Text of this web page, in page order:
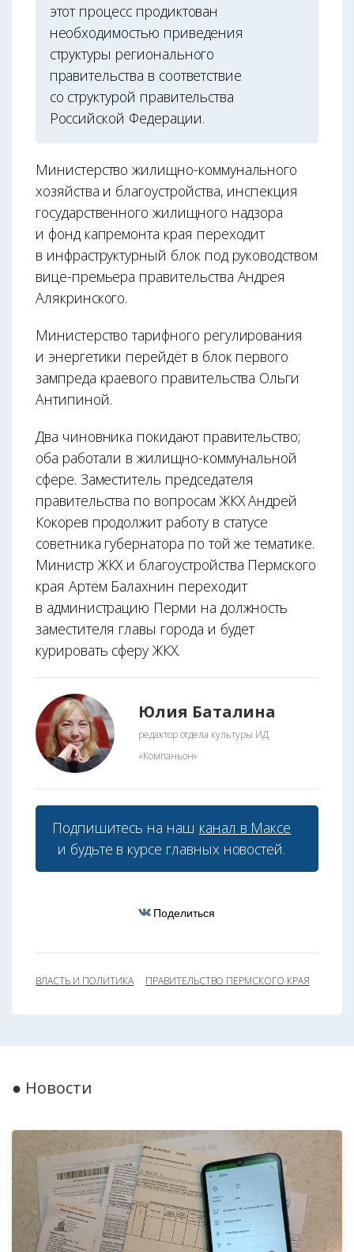
этот процесс продиктован
необходимостью приведения
структуры регионального
правительства в соответствие
со структурой правительства
Российской Федерации.
Министерство жилищно-коммунального
хозяйства и благоустройства, инспекция
государственного жилищного надзора
и фонд капремонта края переходит
в инфраструктурный блок под руководством
вице-премьера правительства Андрея
Алякринского.
Министерство тарифного регулирования
и энергетики перейдёт в блок первого
зампреда краевого правительства Ольги
Антипиной.
Два чиновника покидают правительство;
оба работали в жилищно-коммунальной
сфере. Заместитель председателя
правительства по вопросам ЖКХ Андрей
Кокорев продолжит работу в статусе
советника губернатора по той же тематике.
Министр ЖКХ и благоустройства Пермского
края Артём Балахнин переходит
в администрацию Перми на должность
заместителя главы города и будет
курировать сферу ЖКХ.
Юлия Баталина
редактор отдела культуры ИД
«Компаньон»
Подпишитесь на наш канал в Максе
и будьте в курсе главных новостей.
Поделиться
ВЛАСТЬ И ПОЛИТИКА ПРАВИТЕЛЬСТВО ПЕРМСКОГО КРАЯ
● Новости